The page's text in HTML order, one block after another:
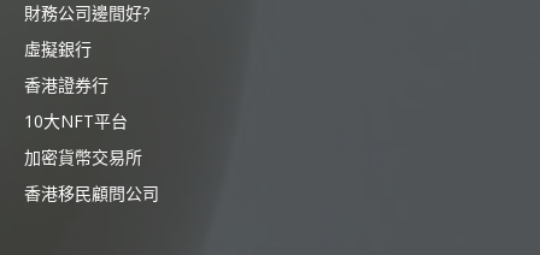
財務公司邊間好?
虛擬銀行
香港證券行
10大NFT平台
加密貨幣交易所
香港移民顧問公司